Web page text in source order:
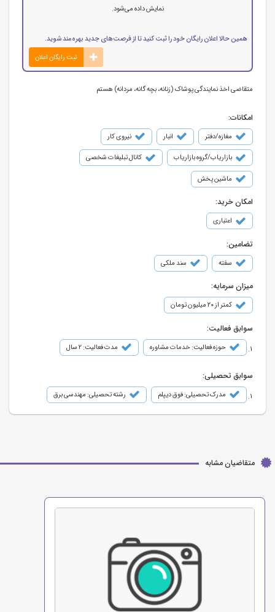
نمایش داده می‌شود.
همین حالا اعلان رایگان خود را ثبت کنید تا از فرصت‌های جدید بهره‌مند شوید.
ثبت رایگان اعلان
متقاضی اخذ نمایندگی پوشاک (زنانه، بچه گانه، مردانه) هستم
امکانات:
مغازه/دفتر انبار نیروی کار
بازاریاب/گروه بازاریاب کانال تبلیغات شخصی
ماشین پخش
امکان خرید:
اعتباری
تضامین:
سفته سند ملکی
میزان سرمایه:
کمتر از ۲۰ میلیون تومان
سوابق فعالیت:
حوزه فعالیت: خدمات مشاوره مدت فعالیت: 2 سال
سوابق تحصیلی:
مدرک تحصیلی: فوق دیپلم رشته تحصیلی: مهندسی برق
متقاضیان مشابه